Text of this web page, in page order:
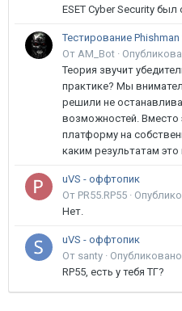
ESET Cyber Security
От AM_Bot ·
Теория звучит
практике? Мы
решили не
возможностей. Вместо
платформу на
каким результатам
uVS - оффтопик
От PR55.RP55 ·
Нет.
uVS - оффтопик
От santy · Опубликовано
RP55, есть у тебя ТГ?